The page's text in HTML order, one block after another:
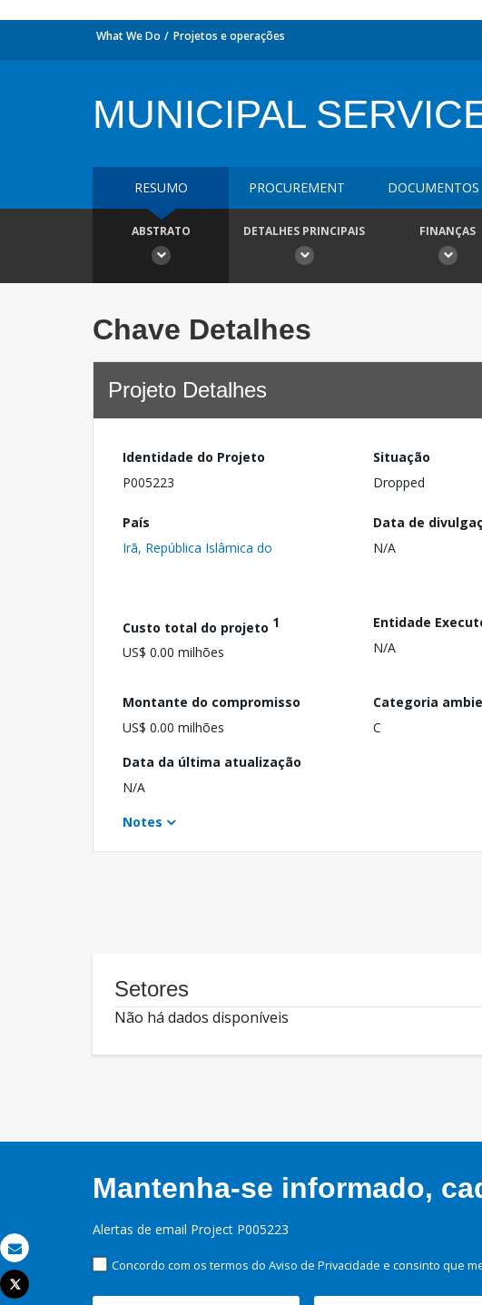
Email
Imprimir
Tweet
What We Do Projetos e operações
MUNICIPAL
RESUMO PROCUREMENT DOCUMENTOS
ABSTRATO DETALHES PRINCIPAIS FINANÇAS
Chave Detalhes
Projeto Detalhes
Identidade do Projeto
P005223
Situação
Dropped
País
Irã, República Islâmica do
Data de
N/A
Custo total do projeto 1
US$ 0.00 milhões
Entidade
N/A
Montante do compromisso
US$ 0.00 milhões
Categoria
C
Data da última atualização
N/A
Notes
Setores
Não há dados disponíveis
Mantenha-se informado,
Alertas de email Project P005223
Concordo com os termos do Aviso de Privacidade e consinto que